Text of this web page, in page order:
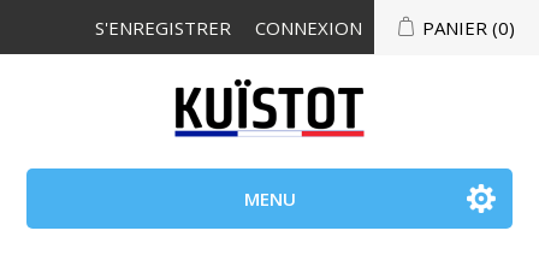
S'ENREGISTRER CONNEXION PANIER (0)
MENU